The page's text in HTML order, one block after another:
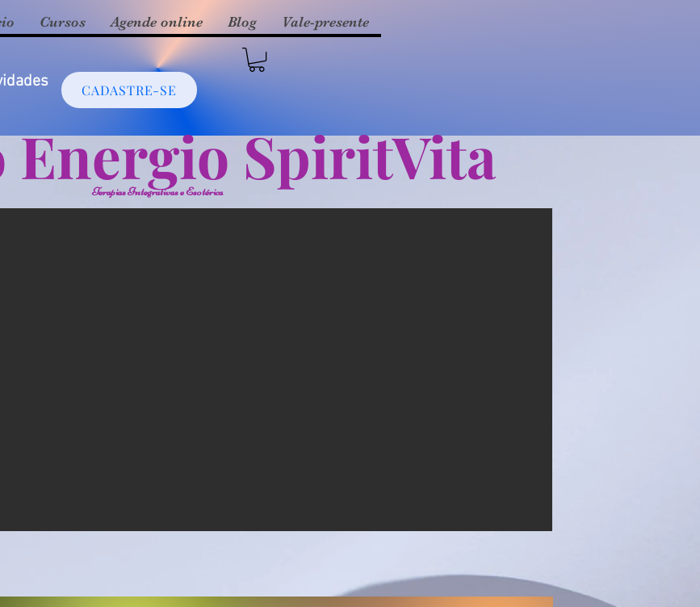
Cursos Agende online Blog Vale-presente
CADASTRE-SE
Energio SpiritVita
Terapias Integrativas e Esotérica